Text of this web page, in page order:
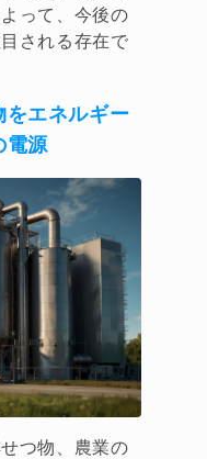
って、今後の
される存在で
をエネルギー
電源
つ物、農業の